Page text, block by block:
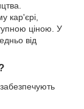
кар'єрі,
ціною. У
від